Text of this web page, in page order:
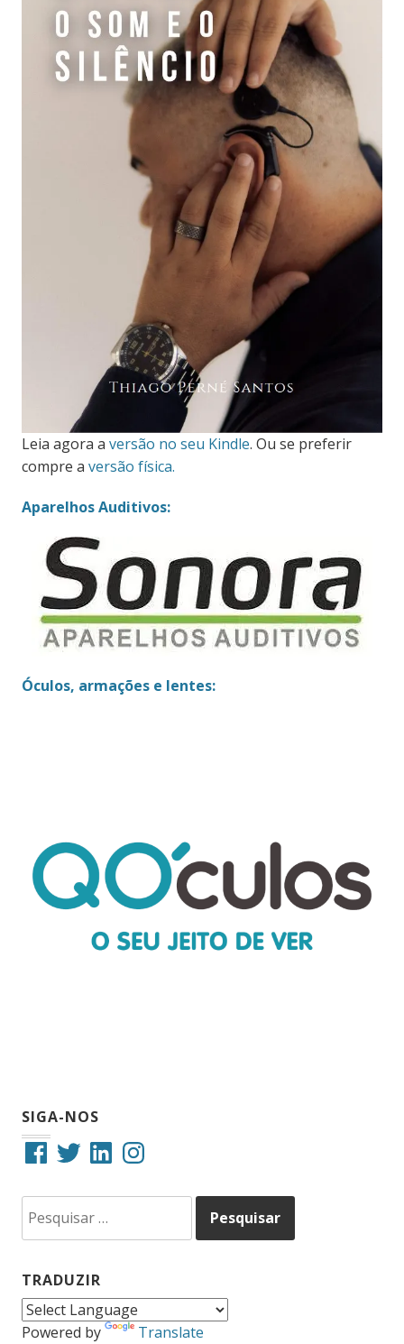
Leia agora a versão no seu Kindle. Ou se preferir
compre a versão física.
Aparelhos Auditivos:
Óculos, armações e lentes:
SIGA-NOS
FacebookTwitterLinkedInInstagram
por:
TRADUZIR
Powered by Translate